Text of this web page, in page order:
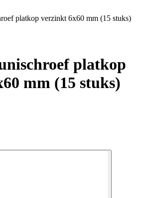
platkop verzinkt 6x60 mm (15 stuks)
platkop
mm (15 stuks)